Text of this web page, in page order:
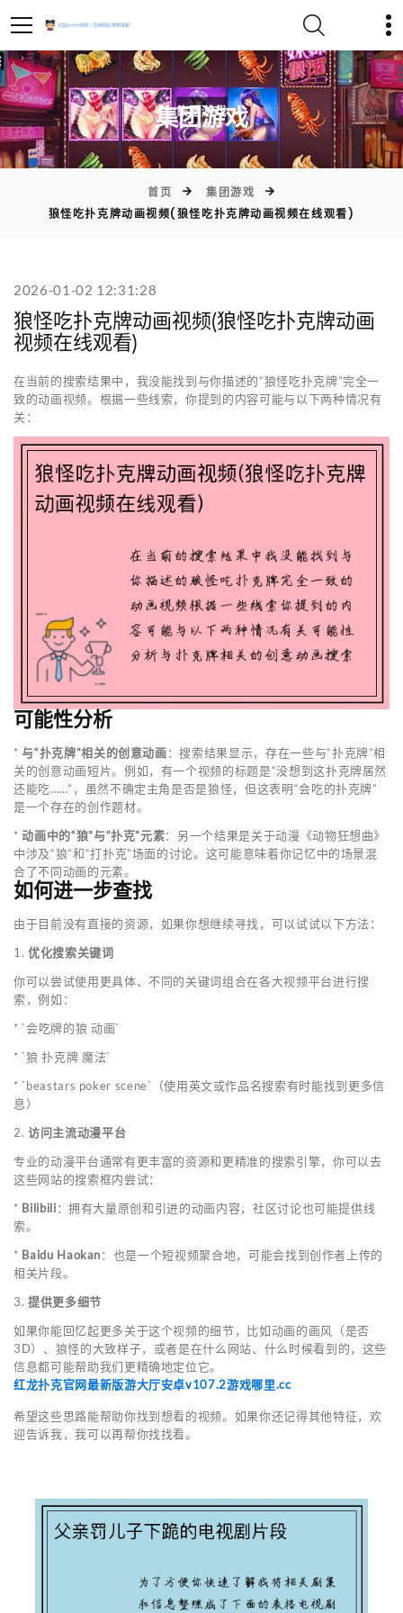
)
集团游戏
首页
集团游戏
狼怪吃扑克牌动画视频(狼怪吃扑克牌动画视频在线观看)
2026-01-02 12:31:28
狼怪吃扑克牌动画视频(狼怪吃扑克牌动画
视频在线观看)
在当前的搜索结果中，我没能找到与你描述的“狼怪吃扑克牌”完全一
致的动画视频。根据一些线索，你提到的内容可能与以下两种情况有
关：
可能性分析
*与“扑克牌”相关的创意动画：搜索结果显示，存在一些与“扑克牌”相
关的创意动画短片。例如，有一个视频的标题是“没想到这扑克牌居然
还能吃……”，虽然不确定主角是否是狼怪，但这表明“会吃的扑克牌”
是一个存在的创作题材。
*动画中的“狼”与“扑克”元素：另一个结果是关于动漫《动物狂想曲》
中涉及“狼”和“打扑克”场面的讨论。这可能意味着你记忆中的场景混
合了不同动画的元素。
如何进一步查找
由于目前没有直接的资源，如果你想继续寻找，可以试试以下方法：
1. 优化搜索关键词
你可以尝试使用更具体、不同的关键词组合在各大视频平台进行搜
索，例如：
* `会吃牌的狼 动画`
* `狼 扑克牌 魔法`
* `beastars poker scene`（使用英文或作品名搜索有时能找到更多信
息）
2. 访问主流动漫平台
专业的动漫平台通常有更丰富的资源和更精准的搜索引擎，你可以去
这些网站的搜索框内尝试：
* Bilibili：拥有大量原创和引进的动画内容，社区讨论也可能提供线
索。
* Baidu Haokan：也是一个短视频聚合地，可能会找到创作者上传的
相关片段。
3. 提供更多细节
如果你能回忆起更多关于这个视频的细节，比如动画的画风（是否
3D）、狼怪的大致样子，或者是在什么网站、什么时候看到的，这些
信息都可能帮助我们更精确地定位它。
红龙扑克官网最新版游大厅安卓v107.2游戏哪里.cc
希望这些思路能帮助你找到想看的视频。如果你还记得其他特征，欢
迎告诉我，我可以再帮你找找看。